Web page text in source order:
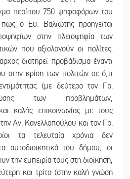
περίπου 750 ψηφοφόρων του
ο Ευ. Βαλιώτης προηγείται
στην πλειοψηφία των
που αξιολογούν οι πολίτες.
διατηρεί προβάδισμα έναντι
στην κρίση των πολιτών σε ό,τι
(με δεύτερο τον Γρ.
των προβλημάτων,
καλής επικοινωνίας με τους
Αν. Κανελλοπούλου και τον Γρ.
τα τελευταία χρόνια δεν
αυτοδιοικητικά του δήμου, οι
την εμπειρία τους στη διοίκηση,
και τρίτο (στην καλή γνώση